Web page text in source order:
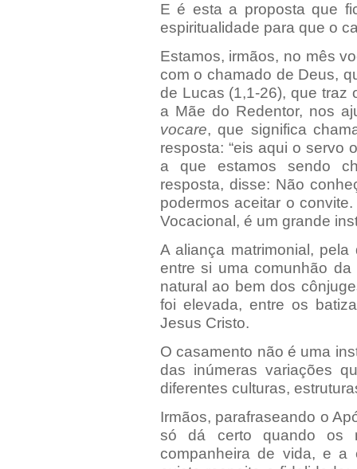
E é esta a proposta que
espiritualidade para que o
Estamos, irmãos, no mês
com o chamado de Deus,
de Lucas (1,1-26), que traz
a Mãe do Redentor, nos
vocare, que significa
resposta: “eis aqui o servo
a que estamos sendo
resposta, disse: Não
podermos aceitar o
Vocacional, é um grande
A aliança matrimonial,
entre si uma comunhão
natural ao bem dos
foi elevada, entre os
Jesus Cristo.
O casamento não é uma
das inúmeras variações
diferentes culturas,
Irmãos, parafraseando o
só dá certo quando os
companheira de vida, e a